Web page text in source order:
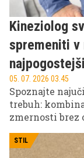
Kineziolog
spremeniti v
05. 07. 2026 03.45
Spoznajte
trebuh:
zmernosti brez
STIL